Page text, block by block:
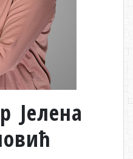
Јелена